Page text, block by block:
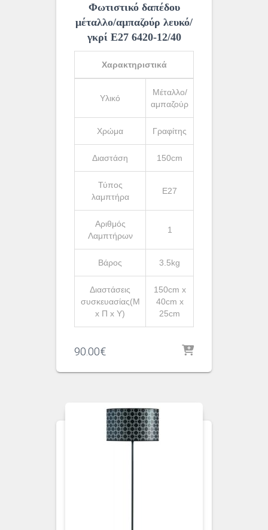
Φωτιστικό δαπέδου
μέταλλο/αμπαζούρ λευκό/
γκρί Ε27 6420-12/40
Χαρακτηριστικά
Υλικό
Μέταλλο/
αμπαζούρ
Χρώμα Γραφίτης
Διαστάση 150cm
Τύπος
λαμπτήρα
Ε27
Αριθμός
Λαμπτήρων
1
Βάρος 3.5kg
Διαστάσεις
συσκευασίας(Μ
x Π x Υ)
150cm x
40cm x
25cm
90.00€